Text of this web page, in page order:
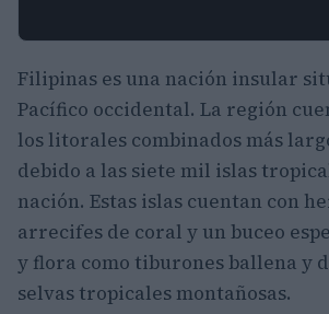
Filipinas es una nación insular
Pacífico occidental. La región
los litorales combinados más
debido a las siete mil islas
nación. Estas islas cuentan con
arrecifes de coral y un buceo
y flora como tiburones ballena y
selvas tropicales montañosas.